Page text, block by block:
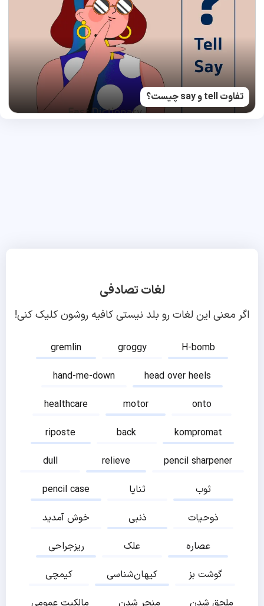
تفاوت tell و say چیست؟
لغات تصادفی
اگر معنی این لغات رو بلد نیستی کافیه روشون کلیک کنی!
gremlin groggy
H-bomb
hand-me-down
head over heels
healthcare
motor
onto
riposte
back
kompromat
dull
relieve
pencil sharpener
pencil case
ثنایا
ثوب
خوش آمدید
ذنبی
ذوحیات
ریزجراحی
علک
عصاره
کیمچی
کیهان‌شناسی
گوشت بز
مالکیت عمومی
منجر شدن ملحق شدن